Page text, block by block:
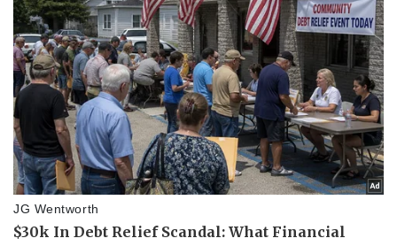
Doanh nghiệp
Thông tin doanh nghiệp
Doanh nghiệp 24h
Doanh nhân
Vì cộng đồng
Công nghệ
Sành điệu
Tin Công nghệ
Trải nghiệm
Chuyển đổi số